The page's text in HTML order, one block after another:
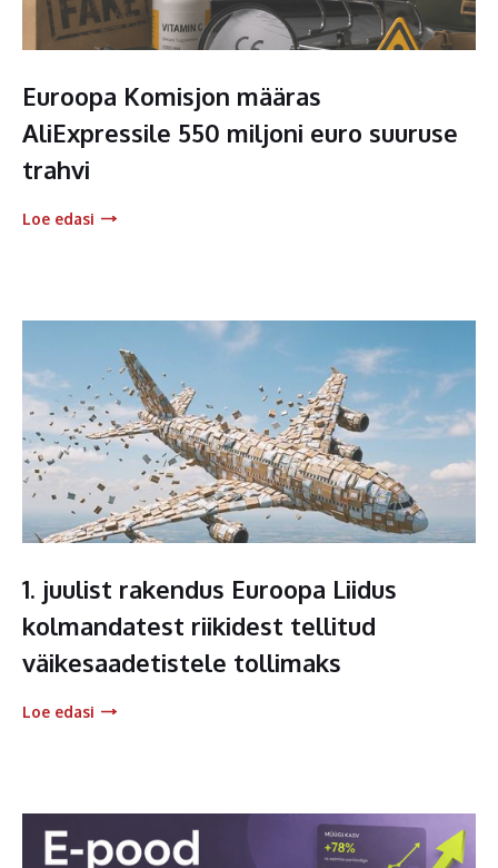
Euroopa Komisjon määras
AliExpressile 550 miljoni euro suuruse
trahvi
Loe edasi
1. juulist rakendus Euroopa Liidus
kolmandatest riikidest tellitud
väikesaadetistele tollimaks
Loe edasi